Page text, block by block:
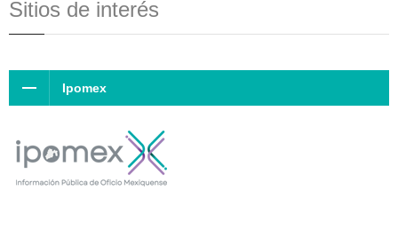
Sitios de interés
Ipomex